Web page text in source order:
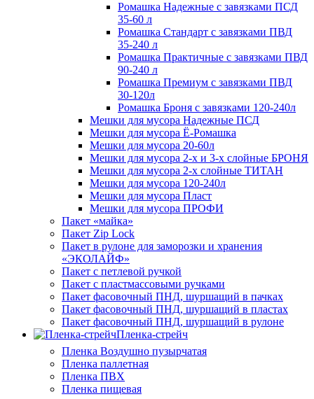
Ромашка Надежные с завязками ПСД
35-60 л
Ромашка Стандарт с завязками ПВД
35-240 л
Ромашка Практичные с завязками ПВД
90-240 л
Ромашка Премиум с завязками ПВД
30-120л
Ромашка Броня с завязками 120-240л
Мешки для мусора Надежные ПСД
Мешки для мусора Ё-Ромашка
Мешки для мусора 20-60л
Мешки для мусора 2-х и 3-х слойные БРОНЯ
Мешки для мусора 2-х слойные ТИТАН
Мешки для мусора 120-240л
Мешки для мусора Пласт
Мешки для мусора ПРОФИ
Пакет «майка»
Пакет Zip Lock
Пакет в рулоне для заморозки и хранения
«ЭКОЛАЙФ»
Пакет с петлевой ручкой
Пакет с пластмассовыми ручками
Пакет фасовочный ПНД, шуршащий в пачках
Пакет фасовочный ПНД, шуршащий в пластах
Пакет фасовочный ПНД, шуршащий в рулоне
Пленка-стрейч
Пленка Воздушно пузырчатая
Пленка паллетная
Пленка ПВХ
Пленка пищевая